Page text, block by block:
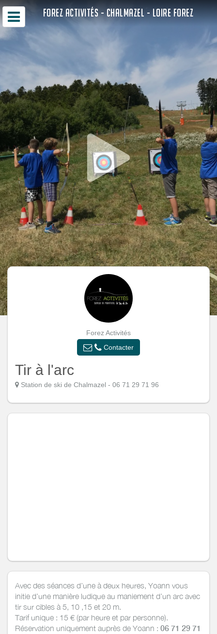
FOREZ ACTIVITÉS - CHALMAZEL - LOIRE FOREZ
Forez Activités
Contacter
Tir à l'arc
Station de ski de Chalmazel - 06 71 29 71 96
Avec des séances d’une à deux heures, Yoann vous
initie d’une manière ludique au maniement d’un arc avec
tir sur cibles à 5, 10 ,15 et 20 m.
Tarif unique : 15 € (par heure et par personne).
Réservation uniquement auprès de Yoann : 06 71 29 71